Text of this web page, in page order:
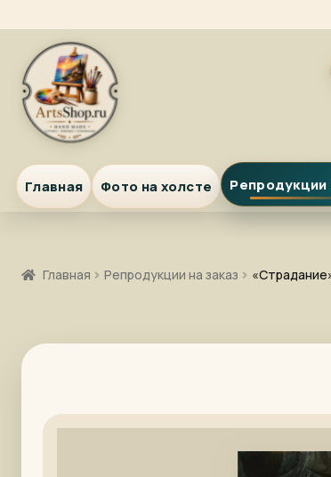
Перейти
к
навигации
Перейти
к
содержимому
Главная Фото на холсте Репродукции
Главная Репродукции на заказ